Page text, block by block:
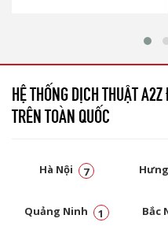
HỆ THỐNG DỊCH THUẬT
TRÊN TOÀN QUỐC
Hà Nội 7
Quảng Ninh 1 Bắc